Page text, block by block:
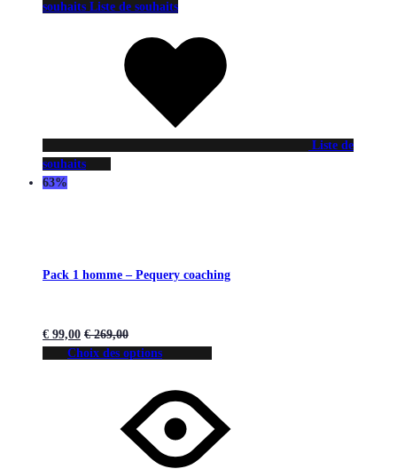
souhaits Liste de souhaits
Liste de
souhaits
63%
Pack 1 homme – Pequery coaching
€ 99,00 €269,00
Choix des options